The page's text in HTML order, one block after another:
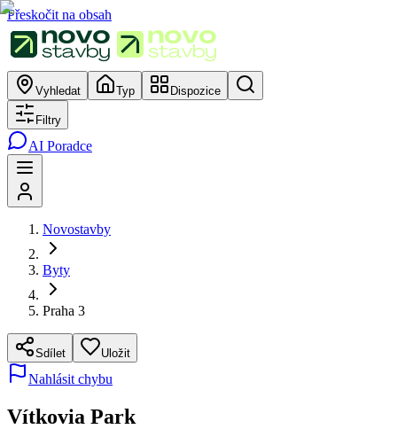
Přeskočit na obsah
Vyhledat Typ Dispozice
Filtry
AI Poradce
Novostavby
Byty
Praha 3
Sdílet Uložit
Nahlásit chybu
Vítkovia Park